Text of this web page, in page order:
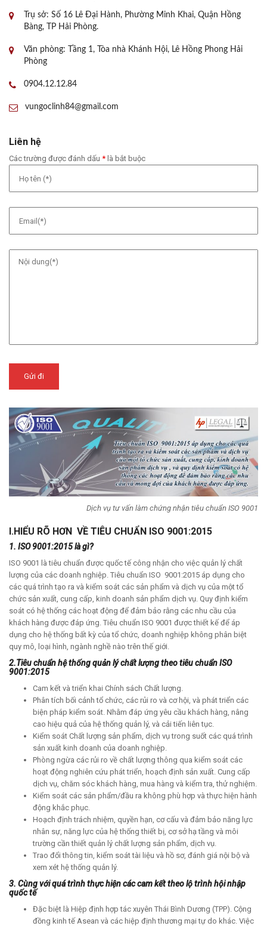
Trụ sở: Số 16 Lê Đại Hành, Phường Minh Khai, Quận Hồng
Bàng, TP Hải Phòng.
Văn phòng: Tầng 1, Tòa nhà Khánh Hội, Lê Hồng Phong Hải
Phòng
0904.12.12.84
vungoclinh84@gmail.com
Liên hệ
Các trường được đánh dấu * là bắt buộc
Dịch vụ tư vấn làm chứng nhận tiêu chuẩn ISO 9001
I.HIỂU RÕ HƠN VỀ TIÊU CHUẨN ISO 9001:2015
1. ISO 9001:2015 là gì?
ISO 9001 là tiêu chuẩn được quốc tế công nhận cho việc quản lý chất
lượng của các doanh nghiệp. Tiêu chuẩn ISO 9001:2015 áp dụng cho
các quá trình tạo ra và kiểm soát các sản phẩm và dịch vụ của một tổ
chức sản xuất, cung cấp, kinh doanh sản phẩm dịch vụ. Quy định kiểm
soát có hệ thống các hoạt động để đảm bảo rằng các nhu cầu của
khách hàng được đáp ứng. Tiêu chuẩn ISO 9001 được thiết kế để áp
dụng cho hệ thống bất kỳ của tổ chức, doanh nghiệp không phân biệt
quy mô, loại hình, ngành nghề nào trên thế giới.
2.Tiêu chuẩn hệ thống quản lý chất lượng theo tiêu chuẩn ISO
9001:2015
Cam kết và triển khai Chính sách Chất lượng.
Phân tích bối cảnh tổ chức, các rủi ro và cơ hội, và phát triển các
biện pháp kiểm soát. Nhằm đáp ứng yêu cầu khách hàng, nâng
cao hiệu quả của hệ thống quản lý, và cải tiến liên tục.
Kiểm soát Chất lượng sản phẩm, dịch vụ trong suốt các quá trình
sản xuất kinh doanh của doanh nghiệp.
Phòng ngừa các rủi ro về chất lượng thông qua kiểm soát các
hoạt động nghiên cứu phát triển, hoạch định sản xuất. Cung cấp
dịch vụ, chăm sóc khách hàng, mua hàng và kiểm tra, thử nghiệm.
Kiểm soát các sản phẩm/đầu ra không phù hợp và thực hiện hành
động khắc phục.
Hoạch định trách nhiệm, quyền hạn, cơ cấu và đảm bảo năng lực
nhân sự, năng lực của hệ thống thiết bị, cơ sở hạ tầng và môi
trường cần thiết quản lý chất lượng sản phẩm, dịch vụ.
Trao đổi thông tin, kiểm soát tài liệu và hồ sơ, đánh giá nội bộ và
xem xét hệ thống quản lý.
3. Cùng với quá trình thực hiện các cam kết theo lộ trình hội nhập
quốc tế
Đặc biệt là Hiệp định hợp tác xuyên Thái Bình Dương (TPP). Cộng
đồng kinh tế Asean và các hiệp định thương mại tự do khác. Việc